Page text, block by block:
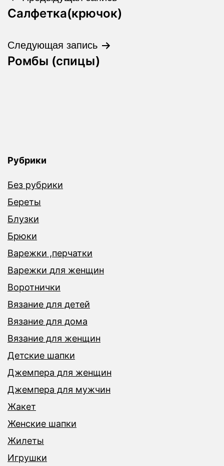
по
записям
Салфетка(крючок)
Следующая запись
Ромбы (спицы)
Рубрики
Без рубрики
Береты
Блузки
Брюки
Варежки ,перчатки
Варежки для женщин
Воротнички
Вязание для детей
Вязание для дома
Вязание для женщин
Детские шапки
Джемпера для женщин
Джемпера для мужчин
Жакет
Женские шапки
Жилеты
Игрушки